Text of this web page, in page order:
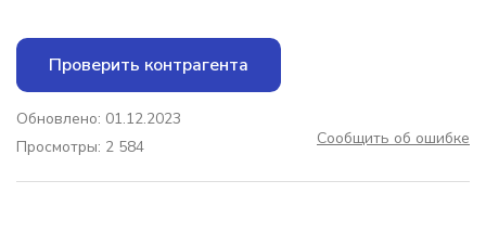
Проверить контрагента
Обновлено: 01.12.2023
Просмотры: 2 584
Сообщить об ошибке